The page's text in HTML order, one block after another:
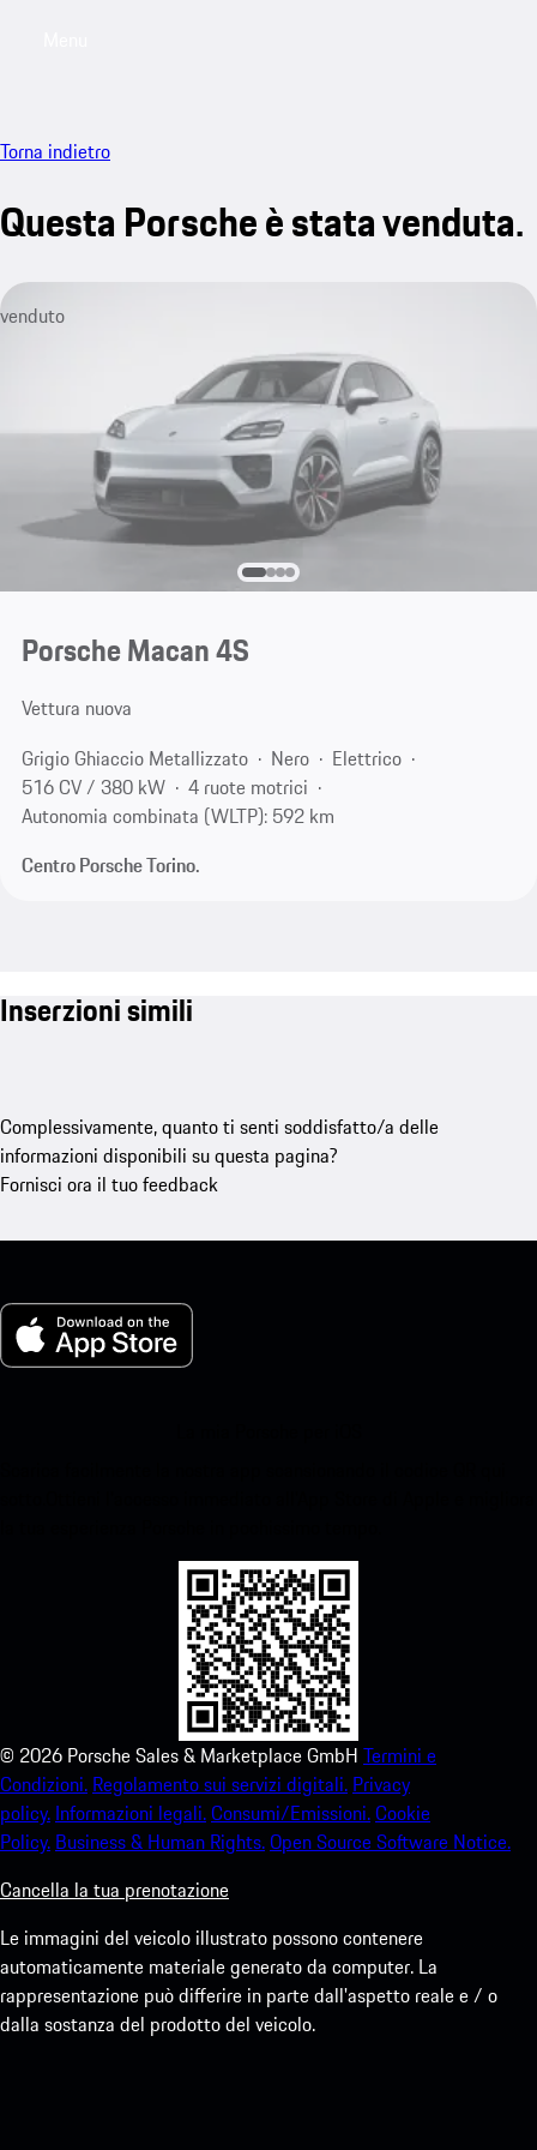
Torna indietro
Questa Porsche è stata venduta.
venduto
Porsche Macan 4S
Vettura nuova
Grigio Ghiaccio Metallizzato
Nero
Elettrico
516 CV / 380 kW
4 ruote motrici
Autonomia combinata (WLTP): 592 km
Centro Porsche Torino.
Inserzioni simili
Complessivamente, quanto ti senti soddisfatto/a delle
informazioni disponibili su questa pagina?
Fornisci ora il tuo feedback
© 2026 Porsche Sales & Marketplace GmbH Termini e
Condizioni. Regolamento sui servizi digitali. Privacy
policy. Informazioni legali.Consumi/Emissioni.Cookie
Policy. Business & Human Rights.Open Source Software Notice.
Cancella la tua prenotazione
Le immagini del veicolo illustrato possono contenere
automaticamente materiale generato da computer. La
rappresentazione può differire in parte dall'aspetto reale e / o
dalla sostanza del prodotto del veicolo.